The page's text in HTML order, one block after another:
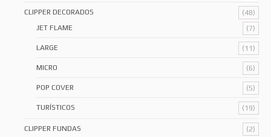
CLIPPER DECORADOS
(48)
JET FLAME
(7)
LARGE (11)
MICRO (6)
POP COVER (5)
TURÍSTICOS (19)
CLIPPER FUNDAS (2)